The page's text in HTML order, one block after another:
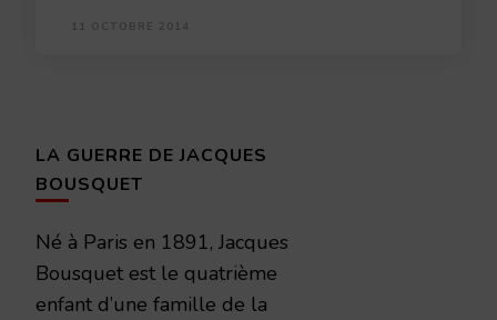
LA GUERRE DE JACQUES
BOUSQUET
Né à Paris en 1891, Jacques
Bousquet est le quatrième
enfant d’une famille de la